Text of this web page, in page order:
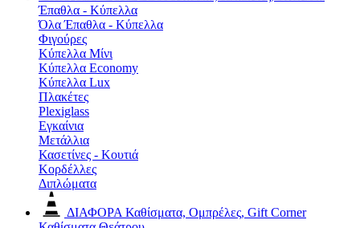
Έπαθλα - Κύπελλα
Όλα Έπαθλα - Κύπελλα
Φιγούρες
Κύπελλα Μίνι
Κύπελλα Economy
Κύπελλα Lux
Πλακέτες
Plexiglass
Εγκαίνια
Μετάλλια
Κασετίνες - Κουτιά
Κορδέλλες
Διπλώματα
ΔΙΑΦΟΡΑ Καθίσματα, Ομπρέλες, Gift Corner